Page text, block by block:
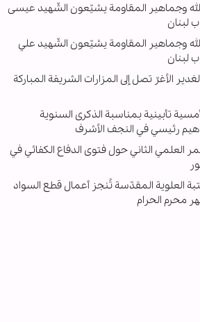
وجماهير المقاومة يشيّعون الشّهيد عيسى
لبنان
وجماهير المقاومة يشيّعون الشّهيد علي
لبنان
الأغرّ تصل إلى المزارات الشريفة المباركة
تأبينية بمناسبة الذكرى السنوية
رئيسي في النجف الأشرف
العلمي الثاني حول فتوى الدفاع الكفائي في
العلوية المقدّسة تُنجز أعمال قطع السواد
محرم الحرام